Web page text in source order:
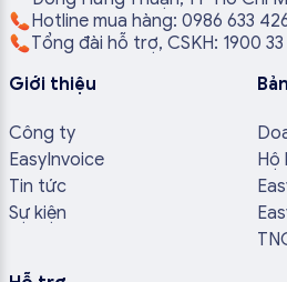
Hotline mua hàng: 0986 633
Tổng đài hỗ trợ, CSKH: 1900 33
Giới thiệu
Công ty
EasyInvoice
Tin tức
Sự kiện
Hộ